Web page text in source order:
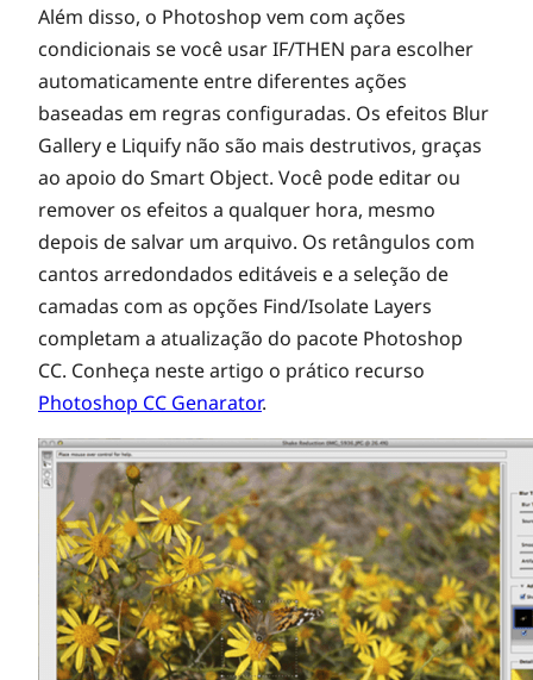
Além disso, o Photoshop vem com ações
condicionais se você usar IF/THEN para escolher
automaticamente entre diferentes ações
baseadas em regras configuradas. Os efeitos Blur
Gallery e Liquify não são mais destrutivos, graças
ao apoio do Smart Object. Você pode editar ou
remover os efeitos a qualquer hora, mesmo
depois de salvar um arquivo. Os retângulos com
cantos arredondados editáveis e a seleção de
camadas com as opções Find/Isolate Layers
completam a atualização do pacote Photoshop
CC. Conheça neste artigo o prático recurso
Photoshop CC Genarator.